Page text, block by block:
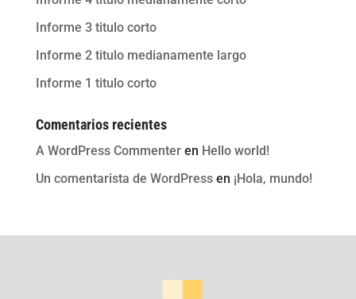
Informe 3 titulo corto
Informe 2 titulo medianamente largo
Informe 1 titulo corto
Comentarios recientes
A WordPress Commenteren Hello world!
Un comentarista de WordPressen ¡Hola, mundo!